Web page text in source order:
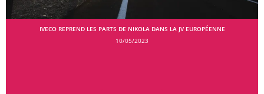
IVECO REPREND LES PARTS DE NIKOLA DANS LA JV EUROPÉENNE
10/05/2023